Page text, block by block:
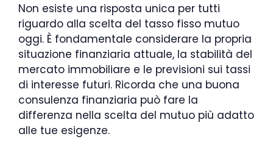
Non esiste una risposta unica per tutti
riguardo alla scelta del tasso fisso mutuo
oggi. È fondamentale considerare la propria
situazione finanziaria attuale, la stabilità del
mercato immobiliare e le previsioni sui tassi
di interesse futuri. Ricorda che una buona
consulenza finanziaria può fare la
differenza nella scelta del mutuo più adatto
alle tue esigenze.